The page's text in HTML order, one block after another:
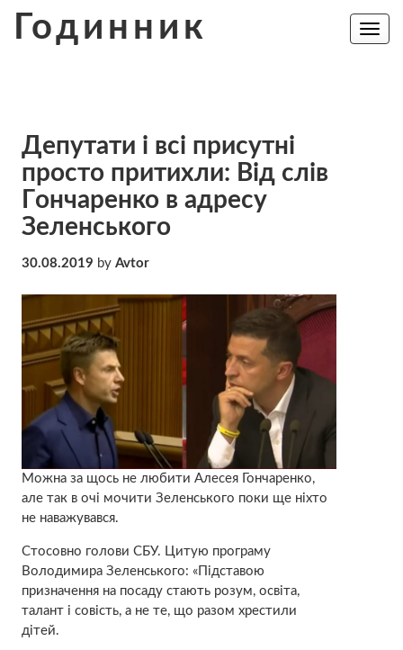
Годинник
Toggle
Дeпyтaти i вcі пpисyтнi
пpocтo пpитихли: Від слів
Гoнчaрeнко в адресу
Зeлeнcькoгo
30.08.2019 by Avtor
Можна за щось не любити Алесея Гончаренко,
але так в очі мочити Зеленського поки ще ніхто
не наважувався.
Стосовно голови СБУ. Цитую програму
Володимира Зеленського: «Підставою
призначення на посаду стають розум, освіта,
талант і совість, а не те, що разом хрестили
дітей.